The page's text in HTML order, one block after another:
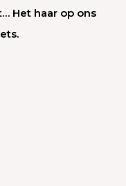
Het haar op ons